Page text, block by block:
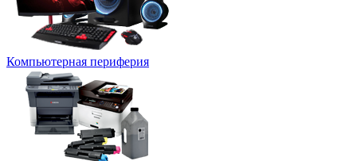
Компьютерная периферия